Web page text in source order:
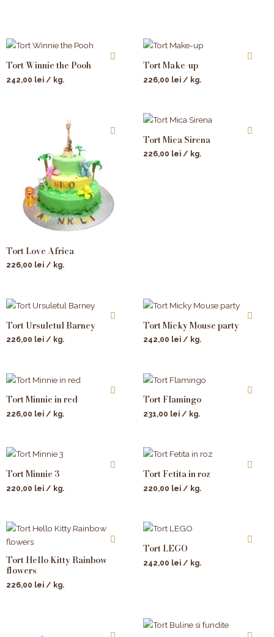
Tort Winnie the Pooh
242,00 lei / kg.
Tort Make-up
226,00 lei / kg.
Tort Love Africa
226,00 lei / kg.
Tort Mica Sirena
226,00 lei / kg.
Tort Ursuletul Barney
226,00 lei / kg.
Tort Micky Mouse party
242,00 lei / kg.
Tort Minnie in red
226,00 lei / kg.
Tort Flamingo
231,00 lei / kg.
Tort Minnie 3
220,00 lei / kg.
Tort Fetita in roz
220,00 lei / kg.
Tort Hello Kitty Rainbow
flowers
226,00 lei / kg.
Tort LEGO
242,00 lei / kg.